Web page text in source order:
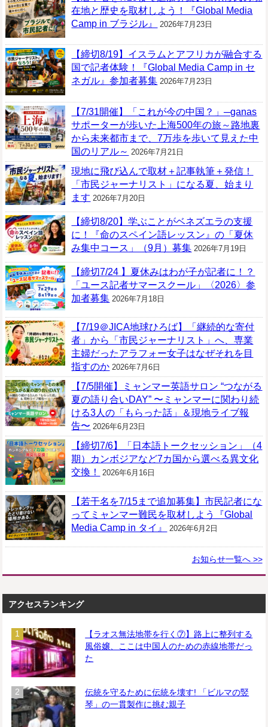
在地と歴史を取材しよう！『Global Media
Camp in ブラジル』
2026年7月23日
【締切8/19】イスラムとアフリカが融合する
国で記者体験！『Global Media Camp in セ
ネガル』参加者募集 2026年7月23日
【7/31開催】「これが今の中国？」─ganas
サポーターが歩いた上海500年の旅～路地裏
から未来都市まで、7万歩を歩いて見えた中
国のリアル～ 2026年7月21日
現地に飛び込んで取材＋記事執筆＋発信！
「市民ジャーナリスト」になる夏、始まり
ます 2026年7月20日
【締切8/20】学ぶことがベネズエラの支援
に！『命のスペイン語レッスン』の「夏休
み集中コース」（9月）募集 2026年7月19日
【締切7/24 】夏休みはわが子が記者に！？
「ユース記者サマースクール」〈2026〉参
加者募集 2026年7月18日
【7/19＠JICA地球ひろば】「継続的な寄付
者」から「市民ジャーナリスト」へ、専業
主婦だったアラフォー女子はなぜそれを目
指すのか 2026年7月6日
【7/5開催】ミャンマー英語サロン “つながる
夏の語り合いDAY” 〜ミャンマーに関わり続
ける3人の「もらった話」＆現地ライブ報
告〜 2026年6月23日
【締切7/6】「日本語トークセッション」（4
期）カンボジアなど7カ国から選べる異文化
交換！
2026年6月16日
【若干名を7/15まで追加募集】市民記者にな
ってミャンマー難民を取材しよう『Global
Media Camp in タイ』
2026年6月2日
お知らせ一覧へ >>
アクセスランキング
【ラオス無法地帯を行く⑦】路上に整列する
風俗嬢、ここは中国人のための赤線地帯だっ
た
伝統を守るために伝統を壊す! 「ビルマの竪
琴」の一貫製作に挑む親子